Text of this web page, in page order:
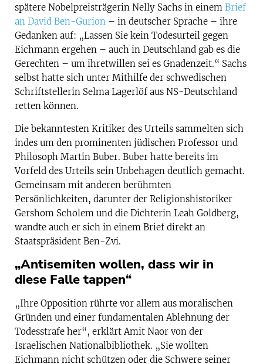
spätere Nobelpreisträgerin Nelly Sachs in einem Brief
an David Ben-Gurion – in deutscher Sprache – ihre
Gedanken auf: „Lassen Sie kein Todesurteil gegen
Eichmann ergehen – auch in Deutschland gab es die
Gerechten – um ihretwillen sei es Gnadenzeit.“ Sachs
selbst hatte sich unter Mithilfe der schwedischen
Schriftstellerin Selma Lagerlöf aus NS-Deutschland
retten können.
Die bekanntesten Kritiker des Urteils sammelten sich
indes um den prominenten jüdischen Professor und
Philosoph Martin Buber. Buber hatte bereits im
Vorfeld des Urteils sein Unbehagen deutlich gemacht.
Gemeinsam mit anderen berühmten
Persönlichkeiten, darunter der Religionshistoriker
Gershom Scholem und die Dichterin Leah Goldberg,
wandte auch er sich in einem Brief direkt an
Staatspräsident Ben-Zvi.
„Antisemiten wollen, dass wir in
diese Falle tappen“
„Ihre Opposition rührte vor allem aus moralischen
Gründen und einer fundamentalen Ablehnung der
Todesstrafe her“, erklärt Amit Naor von der
Israelischen Nationalbibliothek. „Sie wollten
Eichmann nicht schützen oder die Schwere seiner